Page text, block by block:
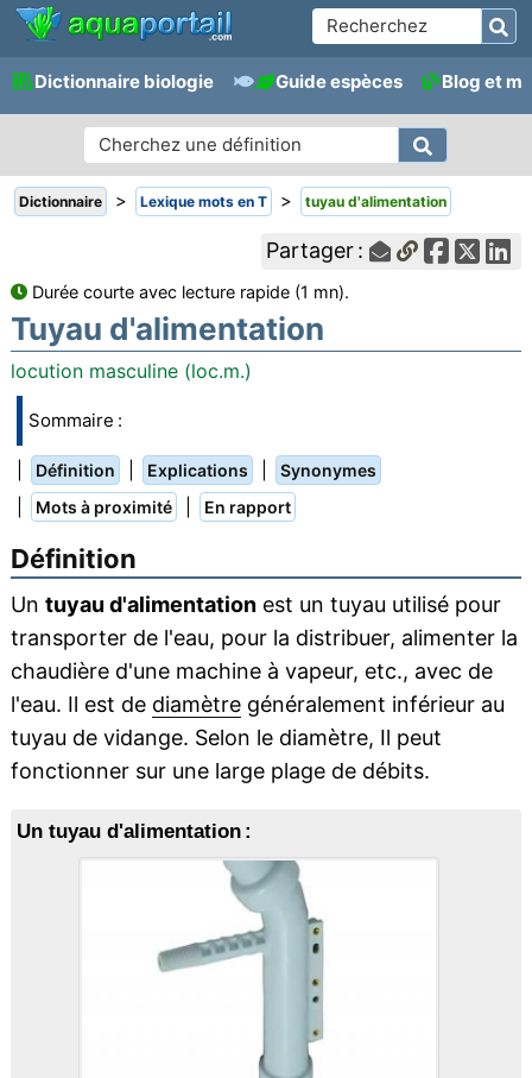
Dictionnaire biologie Guide espèces Blog et
Dictionnaire > Lexique mots en T > tuyau d'alimentation
Partager :
Durée courte avec lecture rapide (1 mn).
Tuyau d'alimentation
locution masculine (loc.m.)
Sommaire :
Définition Explications Synonymes
Mots à proximité En rapport
Définition
Un tuyau d'alimentationest un tuyau utilisé pour
transporter de l'eau, pour la distribuer, alimenter la
chaudière d'une machine à vapeur, etc., avec de
l'eau. Il est de diamètregénéralement inférieur au
tuyau de vidange. Selon le diamètre, Il peut
fonctionner sur une large plage de débits.
Un tuyau d'alimentation :